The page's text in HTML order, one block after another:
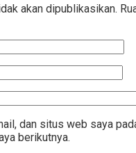
akan dipublikasikan.
dan situs web saya
berikutnya.